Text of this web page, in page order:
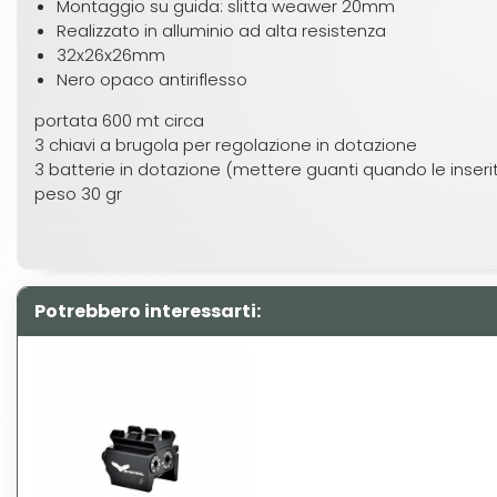
Montaggio su guida: slitta weawer 20mm
Realizzato in alluminio ad alta resistenza
32x26x26mm
Nero opaco antiriflesso
portata 600 mt circa
3 chiavi a brugola per regolazione in dotazione
3 batterie in dotazione (mettere guanti quando le
peso 30 gr
Potrebbero interessarti: